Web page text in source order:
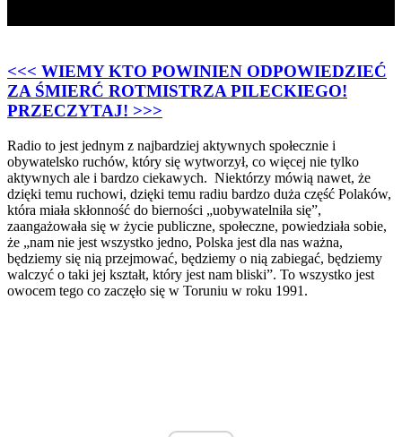
<<< WIEMY KTO POWINIEN ODPOWIEDZIEĆ
ZA ŚMIERĆ ROTMISTRZA PILECKIEGO!
PRZECZYTAJ! >>>
Radio to jest jednym z najbardziej aktywnych społecznie i
obywatelsko ruchów, który się wytworzył, co więcej nie tylko
aktywnych ale i bardzo ciekawych. Niektórzy mówią nawet, że
dzięki temu ruchowi, dzięki temu radiu bardzo duża część Polaków,
która miała skłonność do bierności „uobywatelniła się”,
zaangażowała się w życie publiczne, społeczne, powiedziała sobie,
że „nam nie jest wszystko jedno, Polska jest dla nas ważna,
będziemy się nią przejmować, będziemy o nią zabiegać, będziemy
walczyć o taki jej kształt, który jest nam bliski”. To wszystko jest
owocem tego co zaczęło się w Toruniu w roku 1991.